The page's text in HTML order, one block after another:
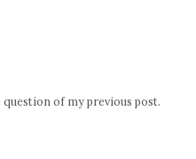
question of my previous post.